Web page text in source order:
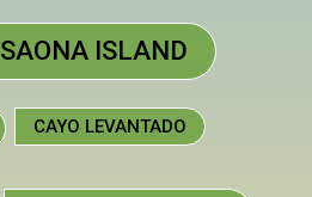
SAONA ISLAND
CAYO LEVANTADO